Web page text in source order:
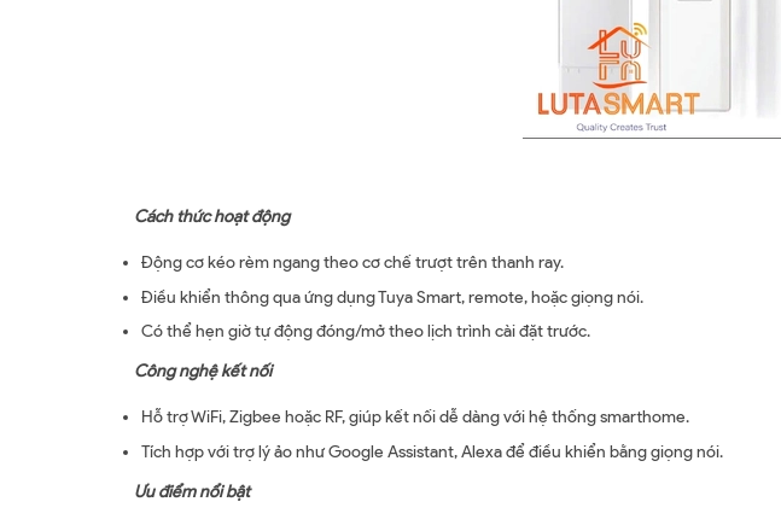
Cách thức hoạt động
Động cơ kéo rèm ngang theo cơ chế trượt trên thanh ray.
Điều khiển thông qua ứng dụng Tuya Smart, remote, hoặc giọng nói.
Có thể hẹn giờ tự động đóng/mở theo lịch trình cài đặt trước.
Công nghệ kết nối
Hỗ trợ WiFi, Zigbee hoặc RF, giúp kết nối dễ dàng với hệ thống smarthome.
Tích hợp với trợ lý ảo như Google Assistant, Alexa để điều khiển bằng giọng nói.
Ưu điểm nổi bật